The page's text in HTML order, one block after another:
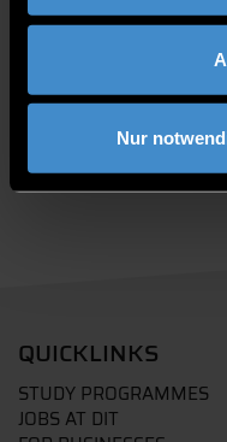
Nur
QUICKLINKS
STUDY PROGRAMMES
JOBS AT DIT